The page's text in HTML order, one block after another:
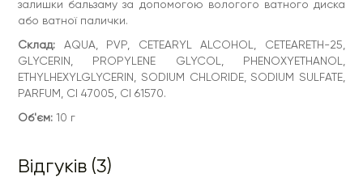
залишки бальзаму за допомогою вологого ватного диска
або ватної палички.
Склад: AQUA, PVP, CETEARYL ALCOHOL, CETEARETH-25,
GLYCERIN, PROPYLENE GLYCOL, PHENOXYETHANOL,
ETHYLHEXYLGLYCERIN, SODIUM CHLORIDE, SODIUM SULFATE,
PARFUM, CI 47005, CI 61570.
Об'єм: 10 г
Відгуків (3)